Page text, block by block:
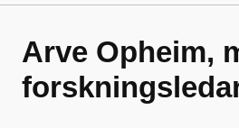
Arve Opheim,